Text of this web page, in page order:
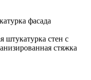
фасада
штукатурка стен с
стяжка